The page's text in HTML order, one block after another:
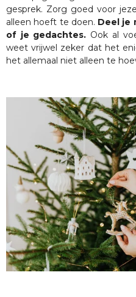
gesprek. Zorg goed voor
alleen hoeft te doen. Deel je
of je gedachtes. Ook al
weet vrijwel zeker dat het
het allemaal niet alleen te